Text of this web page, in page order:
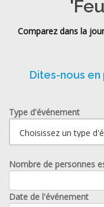
Comparez dans la
Dites-nous
Type d'événement
Nombre de personnes
Date de l'événement